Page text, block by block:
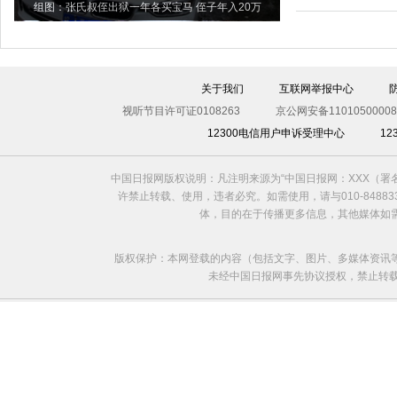
组图：张氏叔侄出狱一年各买宝马 侄子年入20万
关于我们 互联网举报中心
视听节目许可证0108263
京公网安备
12300电信用户申诉受理中心
中国日报网版权说明：凡注明来源为“中国日报网：XXX（
许禁止转载、使用，违者必究。如需使用，请与010-
体，目的在于传播更多信息，其他媒体
版权保护：本网登载的内容（包括文字、图片、多媒体资
未经中国日报网事先协议授权，禁止转